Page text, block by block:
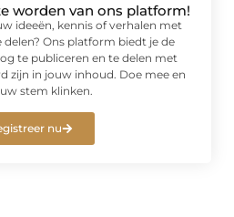
worden van ons platform!
ideeën, kennis of verhalen met
Ons platform biedt je de
te publiceren en te delen met
zijn in jouw inhoud. Doe mee en
stem klinken.
nu